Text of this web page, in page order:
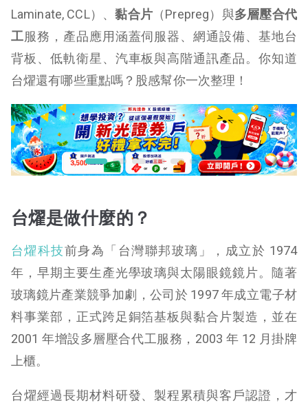
Laminate, CCL）、黏合片 （Prepreg）與多層壓合代
工服務，產品應用涵蓋伺服器、網通設備、基地台
背板、低軌衛星、汽車板與高階通訊產品。你知道
台燿還有哪些重點嗎？股感幫你一次整理！
台燿是做什麼的？
台燿科技前身為「台灣聯邦玻璃」，成立於 1974
年，早期主要生產光學玻璃與太陽眼鏡鏡片。隨著
玻璃鏡片產業競爭加劇，公司於 1997 年成立電子材
料事業部，正式跨足銅箔基板與黏合片製造，並在
2001 年增設多層壓合代工服務，2003 年 12 月掛牌
上櫃。
台燿經過長期材料研發、製程累積與客戶認證，才